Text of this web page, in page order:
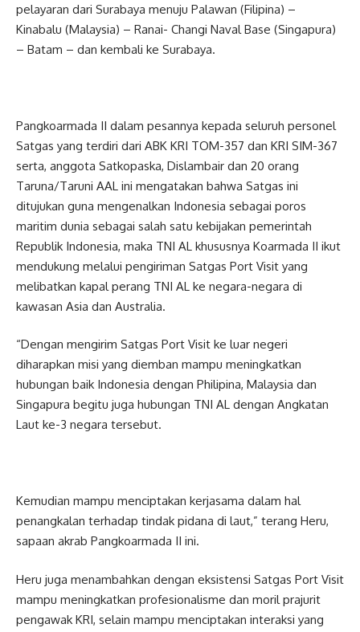
pelayaran dari Surabaya menuju Palawan (Filipina) –
Kinabalu (Malaysia) – Ranai- Changi Naval Base (Singapura)
– Batam – dan kembali ke Surabaya.
Pangkoarmada II dalam pesannya kepada seluruh personel
Satgas yang terdiri dari ABK KRI TOM-357 dan KRI SIM-367
serta, anggota Satkopaska, Dislambair dan 20 orang
Taruna/Taruni AAL ini mengatakan bahwa Satgas ini
ditujukan guna mengenalkan Indonesia sebagai poros
maritim dunia sebagai salah satu kebijakan pemerintah
Republik Indonesia, maka TNI AL khususnya Koarmada II ikut
mendukung melalui pengiriman Satgas Port Visit yang
melibatkan kapal perang TNI AL ke negara-negara di
kawasan Asia dan Australia.
“Dengan mengirim Satgas Port Visit ke luar negeri
diharapkan misi yang diemban mampu meningkatkan
hubungan baik Indonesia dengan Philipina, Malaysia dan
Singapura begitu juga hubungan TNI AL dengan Angkatan
Laut ke-3 negara tersebut.
Kemudian mampu menciptakan kerjasama dalam hal
penangkalan terhadap tindak pidana di laut,” terang Heru,
sapaan akrab Pangkoarmada II ini.
Heru juga menambahkan dengan eksistensi Satgas Port Visit
mampu meningkatkan profesionalisme dan moril prajurit
pengawak KRI, selain mampu menciptakan interaksi yang